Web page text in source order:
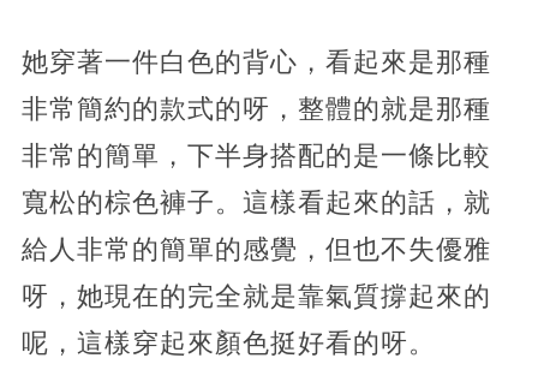
她穿著一件白色的背心，看起來是那種
非常簡約的款式的呀，整體的就是那種
非常的簡單，下半身搭配的是一條比較
寬松的棕色褲子。這樣看起來的話，就
給人非常的簡單的感覺，但也不失優雅
呀，她現在的完全就是靠氣質撐起來的
呢，這樣穿起來顏色挺好看的呀。